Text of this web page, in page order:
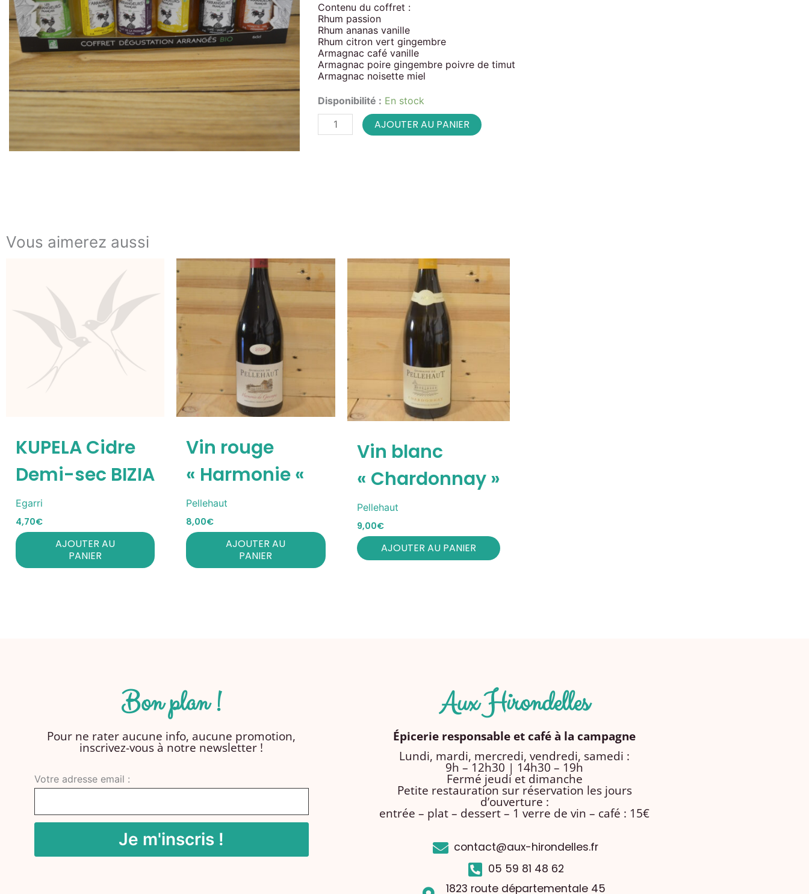
Contenu du coffret :
Rhum passion
Rhum ananas vanille
Rhum citron vert gingembre
Armagnac café vanille
Armagnac poire gingembre poivre de timut
Armagnac noisette miel
Disponibilité : En stock
quantité
de
Coffret
dégustation
AJOUTER AU PANIER
Vous aimerez aussi
KUPELA Cidre
Demi-sec BIZIA
Egarri
4,70€
AJOUTER AU
PANIER
Vin rouge
« Harmonie «
Pellehaut
8,00€
AJOUTER AU
PANIER
Vin blanc
« Chardonnay »
Pellehaut
9,00€
AJOUTER AU PANIER
Bon plan !
Pour ne rater aucune info, aucune promotion,
inscrivez-vous à notre newsletter !
Votre adresse email :
Aux Hirondelles
Épicerie responsable et café à la campagne
Lundi, mardi, mercredi, vendredi, samedi :
9h – 12h30 | 14h30 – 19h
Fermé jeudi et dimanche
Petite restauration sur réservation les jours
d’ouverture :
entrée – plat – dessert – 1 verre de vin – café : 15€
contact@aux-hirondelles.fr
05 59 81 48 62
1823 route départementale 45